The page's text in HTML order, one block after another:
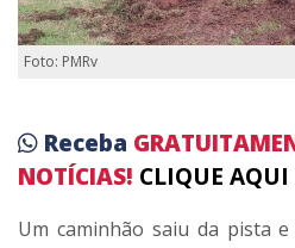
Foto: PMRv
Receba
NOTÍCIAS! CLIQUE AQUI
Um caminhão saiu da pista